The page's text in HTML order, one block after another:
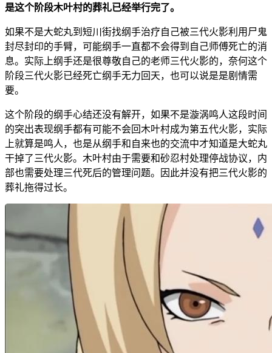
是这个阶段木叶村的葬礼已经举行完了。
如果不是大蛇丸到短川街找纲手治疗自己被三代火影利用尸鬼
封尽封印的手臂，可能纲手一直都不会得到自己师傅死亡的消
息。实际上纲手还是很尊敬自己的老师三代火影的，奈何这个
阶段三代火影已经死亡纲手无力回天，也可以说是是剧情需
要。
这个阶段的纲手心结还没有解开，如果不是漩涡鸣人这段时间
的突出表现纲手都有可能不会回木叶村成为第五代火影，实际
上就算是鸣人，也是从纲手和自来也的交流中才知道是大蛇丸
干掉了三代火影。木叶村由于需要和砂忍村处理停战协议，内
部也需要处理三代死后的管理问题。因此并没有把三代火影的
葬礼拖得过长。